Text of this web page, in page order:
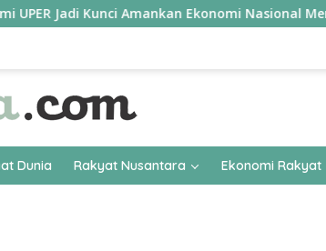
Kunci Amankan Ekonomi Nasional Menuju B50
Dunia Rakyat Nusantara Ekonomi Rakyat